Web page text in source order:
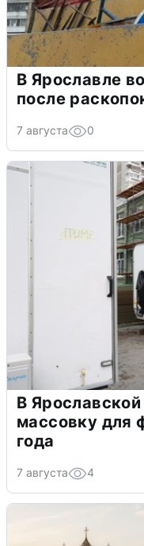
В Ярославле
после
7 августа 0
В
массовку для
года
7 августа 4